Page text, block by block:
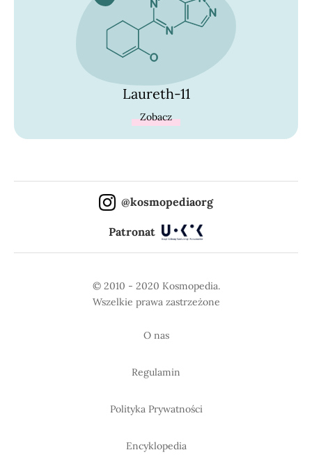
Laureth-11
Zobacz
@kosmopediaorg
Patronat
© 2010 - 2020 Kosmopedia.
Wszelkie prawa zastrzeżone
O nas
Regulamin
Polityka Prywatności
Encyklopedia